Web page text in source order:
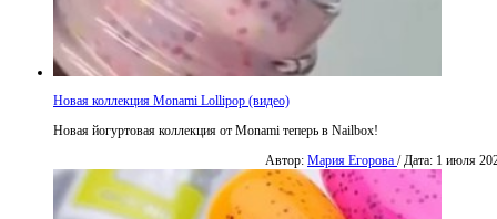
Новая коллекция Monami Lollipop (видео)
Новая йогуртовая коллекция от Monami теперь в Nailbox!
Автор: Мария Егорова / Дата: 1 июля